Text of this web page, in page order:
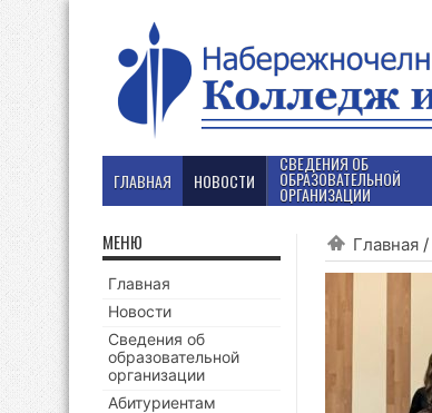
ГЛАВНАЯ НОВОСТИ
СВЕДЕНИЯ ОБ
ОБРАЗОВАТЕЛЬНОЙ
ОРГАНИЗАЦИИ
Главная /
МЕНЮ
Главная
Новости
Сведения об
образовательной
организации
Абитуриентам